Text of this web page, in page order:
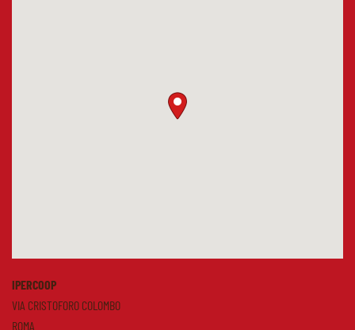
IPERCOOP
VIA CRISTOFORO COLOMBO
ROMA